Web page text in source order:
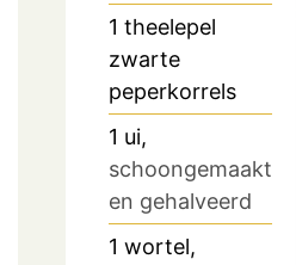
1 theelepel
zwarte
peperkorrels
1 ui,
schoongemaakt
en gehalveerd
1 wortel,